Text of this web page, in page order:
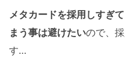
メタカードを採用しすぎ
まう事は避けたいので、
す…